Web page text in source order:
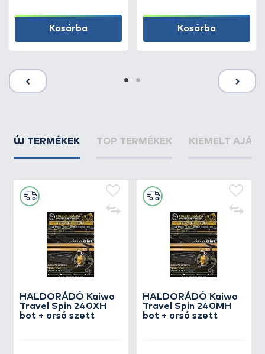
Kosárba Kosárba
ÚJ TERMÉKEK TOP TERMÉKEK KIEMELT
HALDORÁDÓ Kaiwo
Travel Spin 240XH
bot + orsó szett
HALDORÁDÓ Kaiwo
Travel Spin 240MH
bot + orsó szett